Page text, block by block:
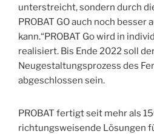
unterstreicht, sondern durch
PROBAT GO auch noch
kann.“PROBAT Go wird in
realisiert. Bis Ende 2022 soll
Neugestaltungsprozess des
abgeschlossen sein.
PROBAT fertigt seit mehr als
richtungsweisende Lösungen